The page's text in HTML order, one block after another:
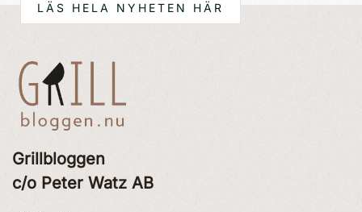
LÄS HELA NYHETEN HÄR
Grillbloggen
c/o Peter Watz AB